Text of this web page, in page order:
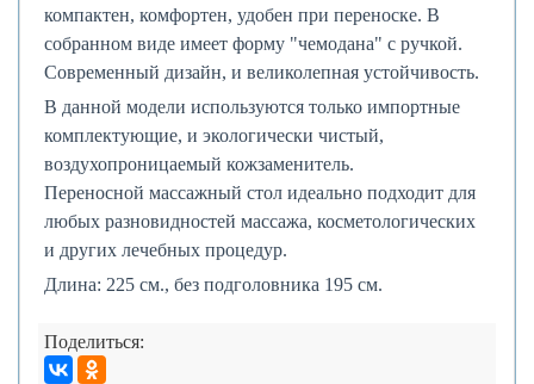
компактен, комфортен, удобен при переноске. В
собранном виде имеет форму "чемодана" с ручкой.
Современный дизайн, и великолепная устойчивость.
В данной модели используются только импортные
комплектующие, и экологически чистый,
воздухопроницаемый кожзаменитель.
Переносной массажный стол идеально подходит для
любых разновидностей массажа, косметологических
и других лечебных процедур.
Длина: 225 см., без подголовника 195 см.
Поделиться: